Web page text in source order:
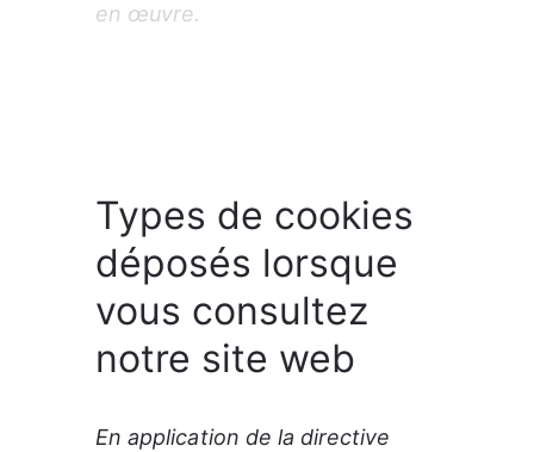
en œuvre.
Types de cookies
déposés lorsque
vous consultez
notre site web
En application de la directive